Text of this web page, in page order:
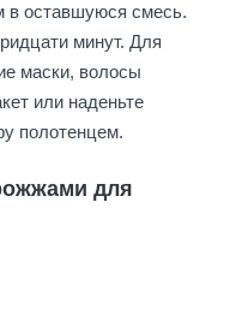
в оставшуюся смесь.
минут. Для
маски, волосы
или наденьте
полотенцем.
для